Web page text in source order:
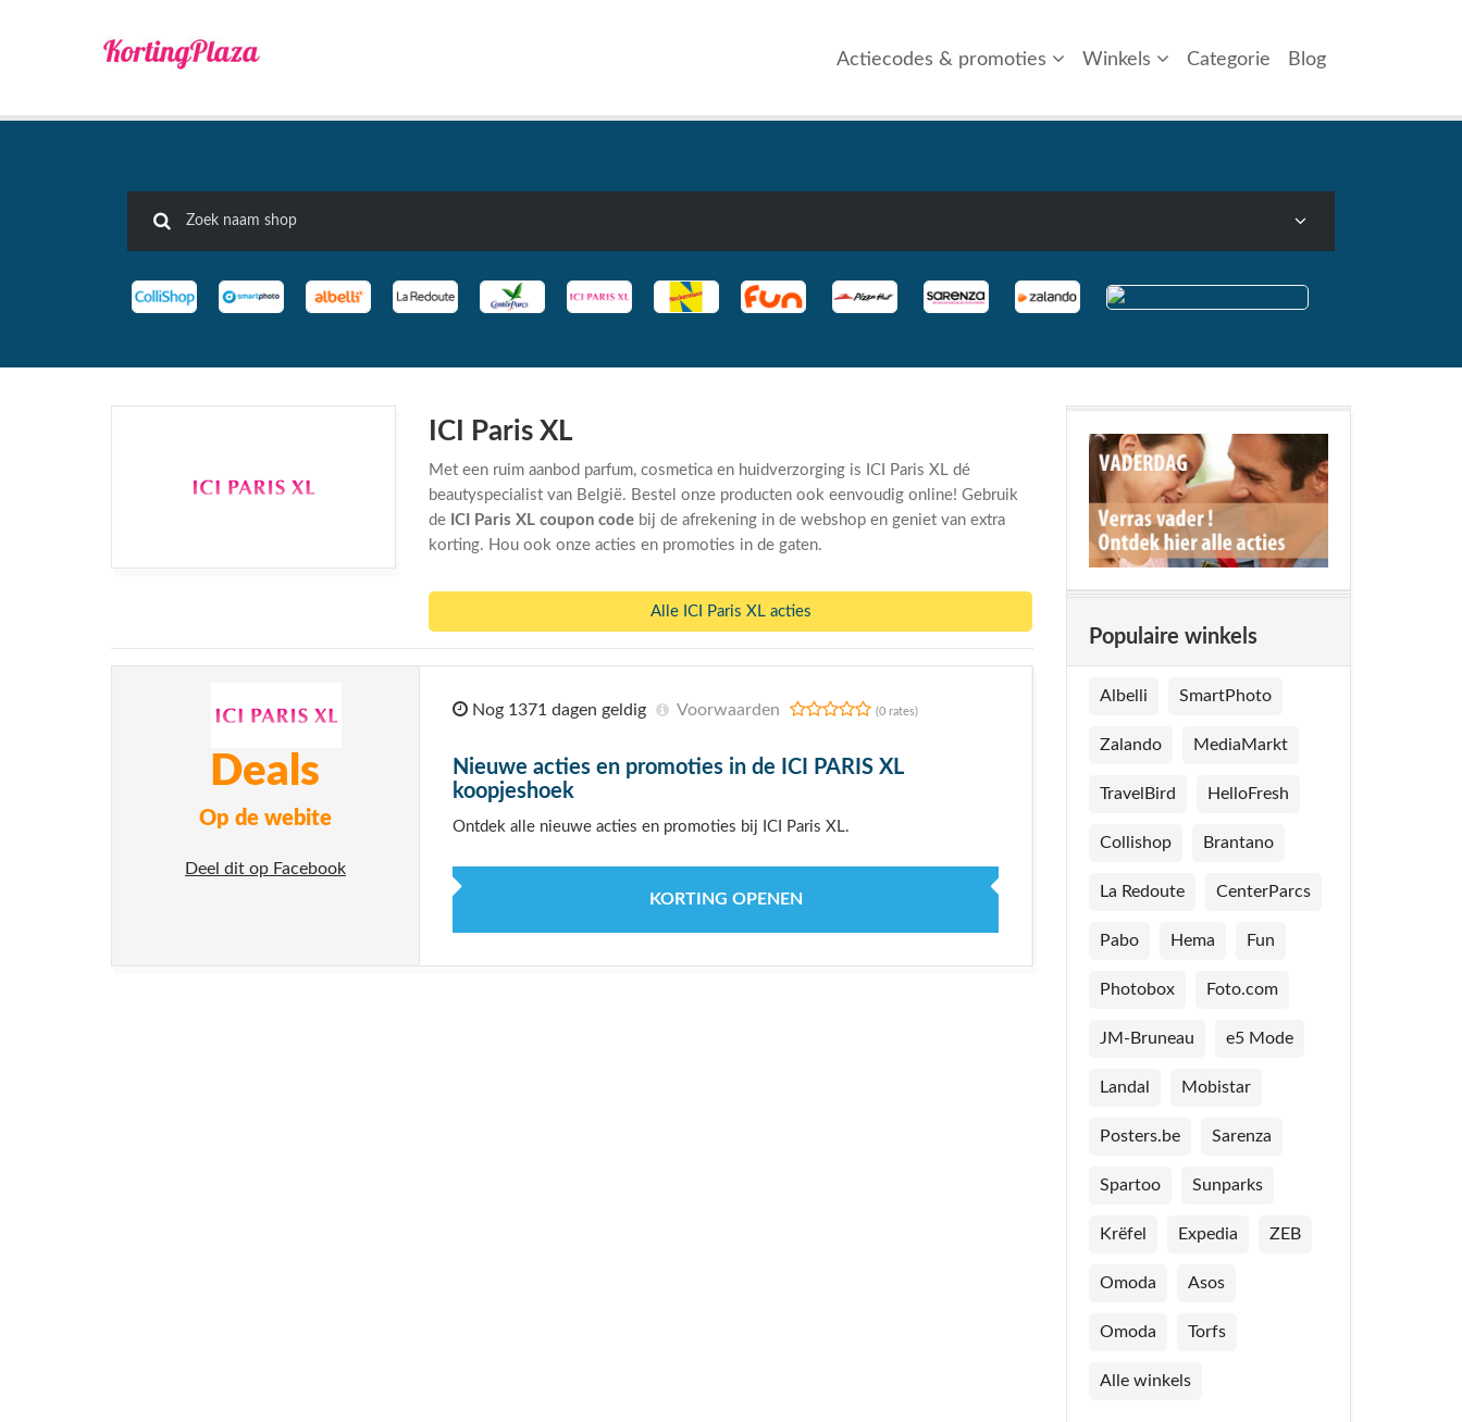
Actiecodes & promoties Winkels Categorie Blog
ICI Paris XL
Met een ruim aanbod parfum, cosmetica en huidverzorging is ICI Paris XL dé
beautyspecialist van België. Bestel onze producten ook eenvoudig online! Gebruik
de ICI Paris XL coupon code bij de afrekening in de webshop en geniet van extra
korting. Hou ook onze acties en promoties in de gaten.
Alle ICI Paris XL acties
Deals
Op de webite
Deel dit op Facebook
Nog 1371 dagen geldig Voorwaarden (0 rates)
Nieuwe acties en promoties in de ICI PARIS XL
koopjeshoek
Ontdek alle nieuwe acties en promoties bij ICI Paris XL.
KORTING OPENEN
Populaire winkels
Albelli SmartPhoto
Zalando MediaMarkt
TravelBird HelloFresh
Collishop Brantano
La Redoute CenterParcs
Pabo Hema Fun
Photobox Foto.com
JM-Bruneau e5 Mode
Landal Mobistar
Posters.be Sarenza
Spartoo Sunparks
Krëfel Expedia ZEB
Omoda Asos
Omoda Torfs
Alle winkels